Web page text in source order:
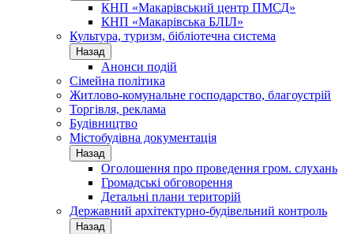
КНП «Макарівський центр ПМСД»
КНП «Макарівська БЛІЛ»
Культура, туризм, бібліотечна система
Назад
Анонси подій
Сімейна політика
Житлово-комунальне господарство, благоустрій
Торгівля, реклама
Будівництво
Містобудівна документація
Назад
Оголошення про проведення гром. слухань
Громадські обговорення
Детальні плани територій
Державний архітектурно-будівельний контроль
Назад